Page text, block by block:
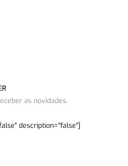
as novidades.
description="false"]